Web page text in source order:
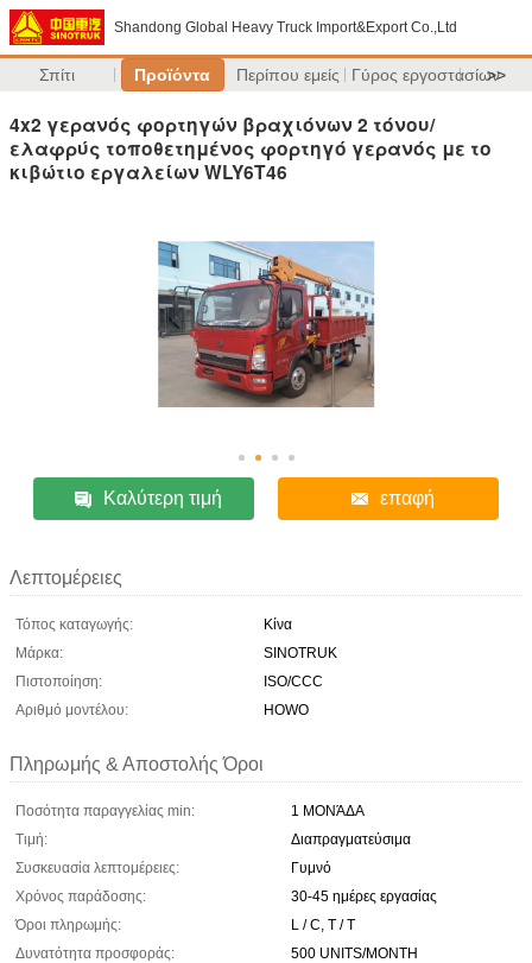
Shandong Global Heavy Truck Import&Export Co.,Ltd
Σπίτι Προϊόντα Περίπου εμείς Γύρος εργοστασίων
>>
4x2 γερανός φορτηγών βραχιόνων 2 τόνου/
ελαφρύς τοποθετημένος φορτηγό γερανός με το
κιβώτιο εργαλείων WLY6T46
Καλύτερη τιμή επαφή
Λεπτομέρειες
Τόπος καταγωγής:
Κίνα
Μάρκα:
SINOTRUK
Πιστοποίηση:
ISO/CCC
Αριθμό μοντέλου:
HOWO
Πληρωμής & Αποστολής Όροι
Ποσότητα παραγγελίας min:
1 ΜΟΝΆΔΑ
Τιμή:
Διαπραγματεύσιμα
Συσκευασία λεπτομέρειες:
Γυμνό
Χρόνος παράδοσης:
30-45 ημέρες εργασίας
Όροι πληρωμής:
L / C, T / T
Δυνατότητα προσφοράς:
500 UNITS/MONTH